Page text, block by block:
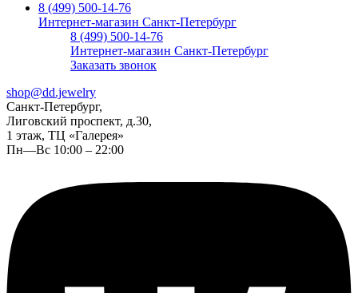
8 (499) 500-14-76
Интернет-магазин Санкт-Петербург
8 (499) 500-14-76
Интернет-магазин Санкт-Петербург
Заказать звонок
shop@dd.jewelry
Санкт-Петербург,
Лиговский проспект, д.30,
1 этаж, ТЦ «Галерея»
Пн—Вс 10:00 – 22:00